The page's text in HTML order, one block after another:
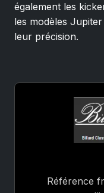
également les
les modèles
leur précision.
Référence